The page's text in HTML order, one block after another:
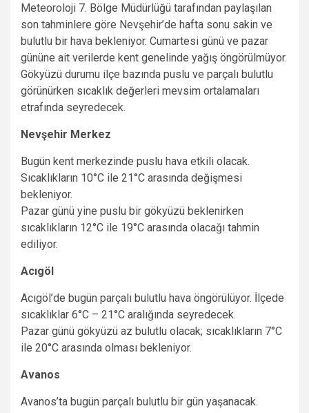
Meteoroloji 7. Bölge Müdürlüğü tarafından paylaşılan
son tahminlere göre Nevşehir’de hafta sonu sakin ve
bulutlu bir hava bekleniyor. Cumartesi günü ve pazar
gününe ait verilerde kent genelinde yağış öngörülmüyor.
Gökyüzü durumu ilçe bazında puslu ve parçalı bulutlu
görünürken sıcaklık değerleri mevsim ortalamaları
etrafında seyredecek.
Nevşehir Merkez
Bugün kent merkezinde puslu hava etkili olacak.
Sıcaklıkların 10°C ile 21°C arasında değişmesi
bekleniyor.
Pazar günü yine puslu bir gökyüzü beklenirken
sıcaklıkların 12°C ile 19°C arasında olacağı tahmin
ediliyor.
Acıgöl
Acıgöl’de bugün parçalı bulutlu hava öngörülüyor. İlçede
sıcaklıklar 6°C – 21°C aralığında seyredecek.
Pazar günü gökyüzü az bulutlu olacak; sıcaklıkların 7°C
ile 20°C arasında olması bekleniyor.
Avanos
Avanos’ta bugün parçalı bulutlu bir gün yaşanacak.